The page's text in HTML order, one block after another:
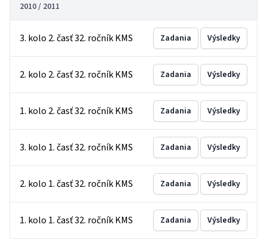
2010 / 2011
3. kolo 2. časť 32. ročník KMS Zadania Výsledky
2. kolo 2. časť 32. ročník KMS Zadania Výsledky
1. kolo 2. časť 32. ročník KMS Zadania Výsledky
3. kolo 1. časť 32. ročník KMS Zadania Výsledky
2. kolo 1. časť 32. ročník KMS Zadania Výsledky
1. kolo 1. časť 32. ročník KMS Zadania Výsledky